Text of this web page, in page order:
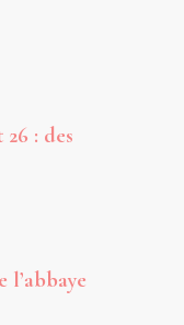
: des
l’abbaye